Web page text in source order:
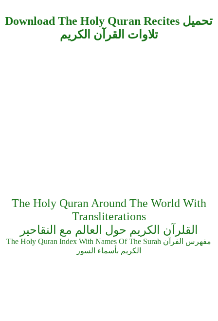
Download The Holy Quran Recites تحميل
تلاوات القرآن الكريم
The Holy Quran Around The World With
Transliterations
القلرآن الكريم حول العالم مع النقاحير
The Holy Quran Index With Names Of The Surah مفهرس الفرآن
الكريم بأسماء السور